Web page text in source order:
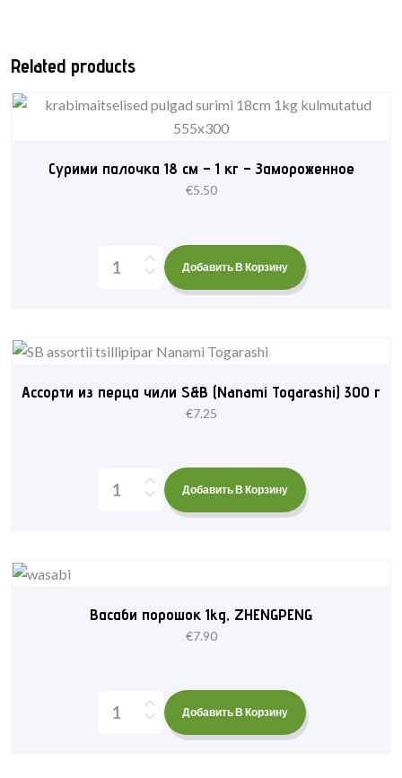
Related products
Сурими палочка 18 см – 1 кг – Замороженное
€5.50
Добавить В Корзину
Ассорти из перца чили S&B (Nanami Togarashi) 300 г
€7.25
Добавить В Корзину
Васаби порошок 1kg, ZHENGPENG
€7.90
Добавить В Корзину